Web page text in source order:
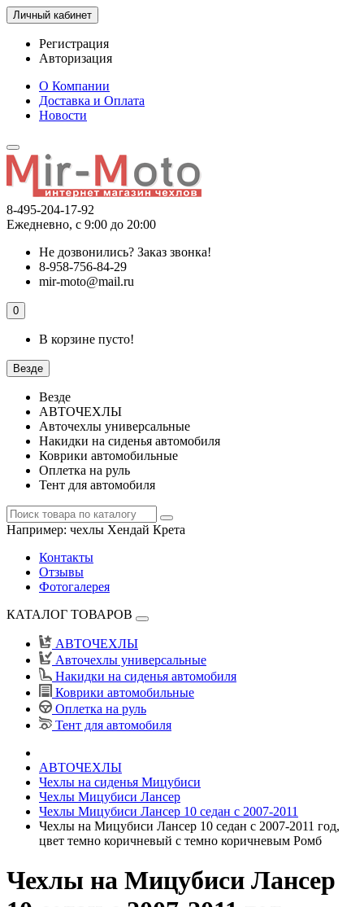
Личный кабинет
Регистрация
Авторизация
О Компании
Доставка и Оплата
Новости
8-495-204-17-92
Ежедневно, с 9:00 до 20:00
Не дозвонились? Заказ звонка!
8-958-756-84-29
mir-moto@mail.ru
0
В корзине пусто!
Везде
Везде
АВТОЧЕХЛЫ
Авточехлы универсальные
Накидки на сиденья автомобиля
Коврики автомобильные
Оплетка на руль
Тент для автомобиля
Например: чехлы Хендай Крета
Контакты
Отзывы
Фотогалерея
КАТАЛОГ ТОВАРОВ
АВТОЧЕХЛЫ
Авточехлы универсальные
Накидки на сиденья автомобиля
Коврики автомобильные
Оплетка на руль
Тент для автомобиля
АВТОЧЕХЛЫ
Чехлы на сиденья Мицубиси
Чехлы Мицубиси Лансер
Чехлы Мицубиси Лансер 10 седан с 2007-2011
Чехлы на Мицубиси Лансер 10 седан с 2007-2011 год,
цвет темно коричневый с темно коричневым Ромб
Чехлы на Мицубиси Лансер